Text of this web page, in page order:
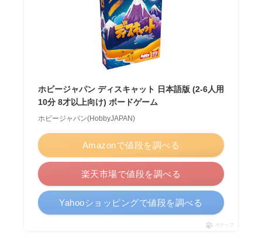
ホビージャパン ディスキャット 日本語版 (2-6人用
10分 8才以上向け) ボードゲーム
ホビージャパン(HobbyJAPAN)
Amazonで値段を調べる
楽天市場で値段を調べる
Yahooショッピングで値段を調べる
ポチップ